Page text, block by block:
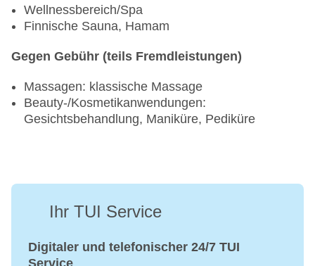
Wellnessbereich/Spa
Finnische Sauna, Hamam
Gegen Gebühr (teils Fremdleistungen)
Massagen: klassische Massage
Beauty-/Kosmetikanwendungen:
Gesichtsbehandlung, Maniküre, Pediküre
Ihr TUI Service
Digitaler und telefonischer 24/7 TUI